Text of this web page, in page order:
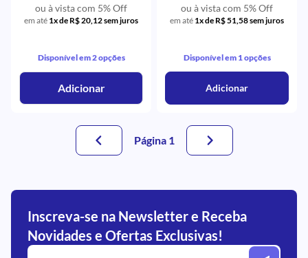
ou à vista com 5% Off
em até 1x de R$ 20,12 sem juros
Disponível em 2 opções
Adicionar
ou à vista com 5% Off
em até 1x de R$ 51,58 sem juros
Disponível em 1 opções
Adicionar
Página 1
Inscreva-se na Newsletter e Receba
Novidades e Ofertas Exclusivas!